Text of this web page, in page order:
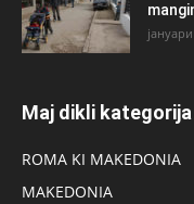
Maj dikli kategorija
ROMA KI MAKEDONIA
MAKEDONIA